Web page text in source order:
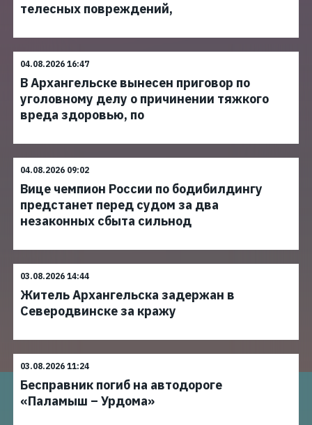
телесных повреждений,
04.08.2026 16:47
В Архангельске вынесен приговор по
уголовному делу о причинении тяжкого
вреда здоровью, по
04.08.2026 09:02
Вице чемпион России по бодибилдингу
предстанет перед судом за два
незаконных сбыта сильнод
03.08.2026 14:44
Житель Архангельска задержан в
Северодвинске за кражу
03.08.2026 11:24
Бесправник погиб на автодороге
«Паламыш – Урдома»